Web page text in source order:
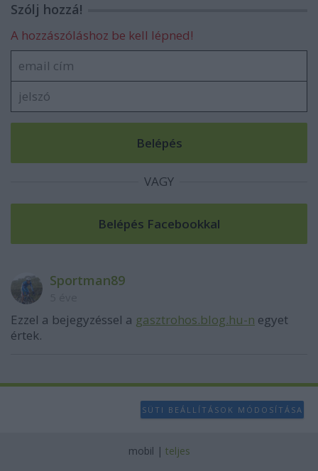
Szólj hozzá!
A hozzászóláshoz be kell lépned!
VAGY
Sportman89
Ezzel a bejegyzéssel a gasztrohos.blog.hu-n egyet
értek.
SÜTI BEÁLLÍTÁSOK MÓDOSÍTÁSA
mobil | teljes